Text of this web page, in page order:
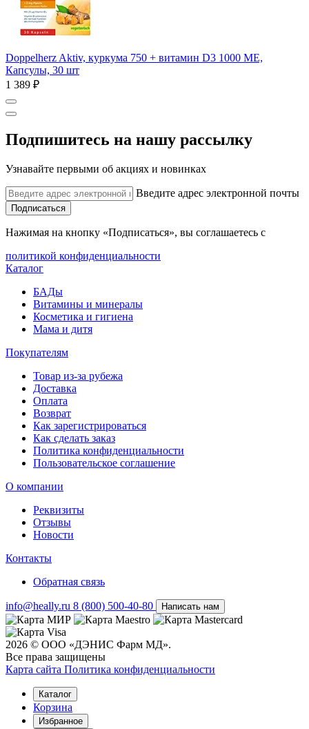
Doppelherz Aktiv, куркума 750 + витамин D3 1000 МЕ,
Капсулы, 30 шт
1 389 ₽
Подпишитесь на нашу рассылку
Узнавайте первыми об акциях и новинках
Введите адрес электронной почты
Подписаться
Нажимая на кнопку «Подписаться», вы соглашаетесь с
политикой конфиденциальности
Каталог
БАДы
Витамины и минералы
Косметика и гигиена
Мама и дитя
Покупателям
Товар из-за рубежа
Доставка
Оплата
Возврат
Как зарегистрироваться
Как сделать заказ
Политика конфиденциальности
Пользовательское соглашение
О компании
Реквизиты
Отзывы
Новости
Контакты
Обратная связь
info@heally.ru 8 (800) 500-40-80 Написать нам
2026 © ООО «ДЭНИС Фарм МД».
Все права защищены
Карта сайта Политика конфиден­циальности
Каталог
Корзина
Избранное